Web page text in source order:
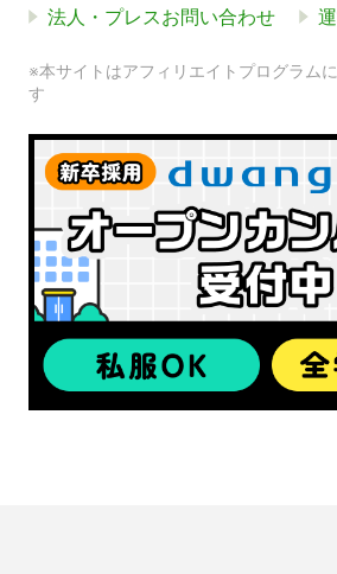
法人・プレスお問い合わせ
※本サイトはアフィリエイトプログラム
す